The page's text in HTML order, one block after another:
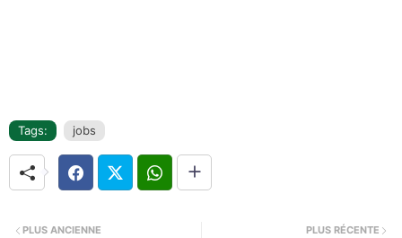
Tags: jobs
PLUS RÉCENTE
PLUS ANCIENNE